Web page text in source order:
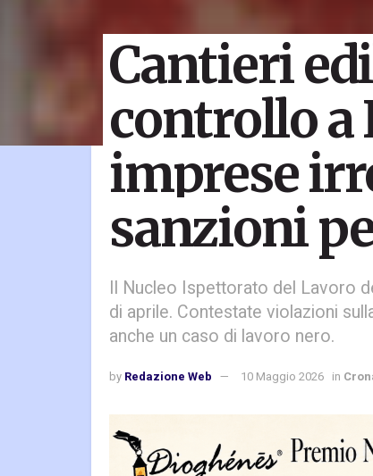
Cantieri
controllo a
imprese
sanzioni
Il Nucleo Ispettorato del Lavoro
di aprile. Contestate violazioni
anche un caso di lavoro nero.
by Redazione Web 10 Maggio 2026 in